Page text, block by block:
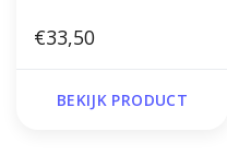
€33,50
BEKIJK PRODUCT